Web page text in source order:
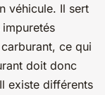
véhicule. Il sert
ce qui
doit donc
existe différents